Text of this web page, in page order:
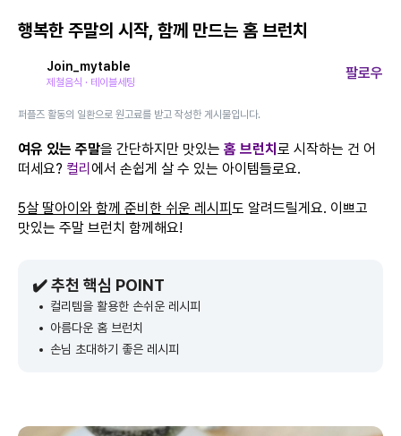
행복한 주말의 시작, 함께 만드는 홈 브런치
Join_mytable
제철음식 · 테이블세팅
팔로우
퍼플즈 활동의 일환으로 원고료를 받고 작성한 게시물입니다.
여유 있는 주말을 간단하지만 맛있는 홈 브런치 로 시작하는 건 어
떠세요? 컬리 에서 손쉽게 살 수 있는 아이템들로요.
5살 딸아이와 함께 준비한 쉬운 레시피도 알려드릴게요. 이쁘고
맛있는 주말 브런치 함께해요!
✔️ 추천 핵심 POINT
컬리템을 활용한 손쉬운 레시피
아름다운 홈 브런치
손님 초대하기 좋은 레시피